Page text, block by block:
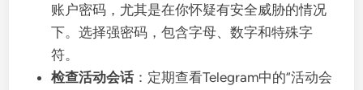
账户密码，尤其是在你怀疑有安全威胁的情况
下。选择强密码，包含字母、数字和特殊字
符。
检查活动会话：定期查看Telegram中的“活动会